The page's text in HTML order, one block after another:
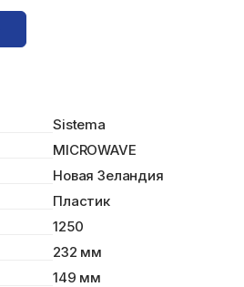
Sistema
MICROWAVE
Новая Зеландия
Пластик
1250
232 мм
149 мм